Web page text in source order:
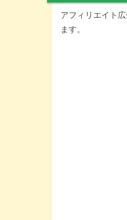
アフィリエイト
ます。